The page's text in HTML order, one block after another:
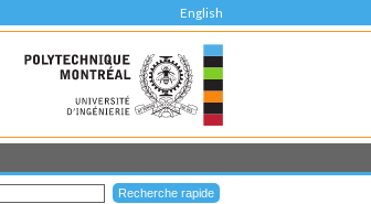
English